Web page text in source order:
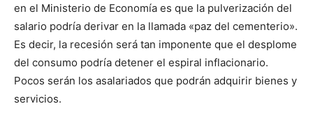
en el Ministerio de Economía es que la pulverización del
salario podría derivar en la llamada «paz del cementerio».
Es decir, la recesión será tan imponente que el desplome
del consumo podría detener el espiral inflacionario.
Pocos serán los asalariados que podrán adquirir bienes y
servicios.